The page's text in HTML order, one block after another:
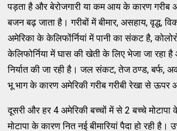
पड़ता है और बेरोजगारी या कम आय के कारण गरीब
बजन बढ़ जाता है। गरीबों में बीमार, असहाय, वृद्ध,
अमेरिका के केलिफोंर्नियां में पानी का संकट है,
केलिफोर्निया में घास की खेती के लिए भेजा जा रहा
निर्यात की जा रही है। जल संकट, तेज ठण्‍ड, बर्फ,
भू भाग के कारण अमेरिकी गरीब गरीबी रेखा से
दूसरी और हर 4 अमेरिकी बच्‍चों में से 2 बच्‍चे मोटापा
मोटापा के कारण नित नई बीमारियां पैदा हो रही है।